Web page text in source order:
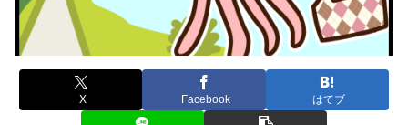
X Facebook はてブ